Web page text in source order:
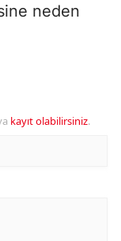
neden
kayıt olabilirsiniz.